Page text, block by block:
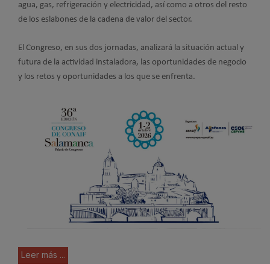
agua, gas, refrigeración y electricidad, así como a otros del resto
de los eslabones de la cadena de valor del sector.
El Congreso, en sus dos jornadas, analizará la situación actual y
futura de la actividad instaladora, las oportunidades de negocio
y los retos y oportunidades a los que se enfrenta.
Leer más ...